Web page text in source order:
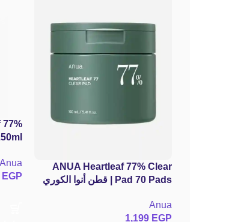
ANUA Heartleaf 77% Clear
Pad 70 Pads | قطن أنوا الكوري
وتقشير البشرة اللطيف
Anua
1,199 EGP
77%
Anua
EGP